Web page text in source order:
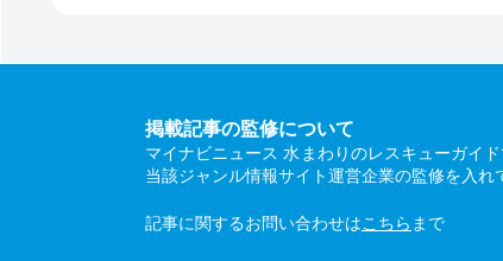
掲載記事の監修について
マイナビニュース 水まわりのレスキューガイ
当該ジャンル情報サイト運営企業の監修を入れ
記事に関するお問い合わせはこちら まで